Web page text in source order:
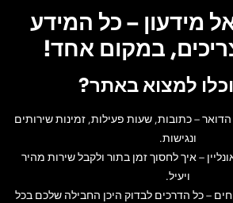
מידעון – כל המידע
במקום אחד!
למצוא באתר?
הדואר– כתובות, שעות פעילות, זמינות שירותים
ונגישות.
– איך לחסוך זמן בתור ולקבל שירות מהיר
ויעיל.
– כל הדרכים לבדוק היכן החבילה שלכם בכל